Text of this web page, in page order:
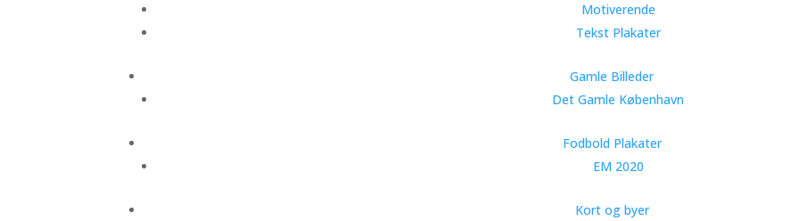
Motiverende
Tekst Plakater
Gamle Billeder
Det Gamle København
Fodbold Plakater
EM 2020
Kort og byer